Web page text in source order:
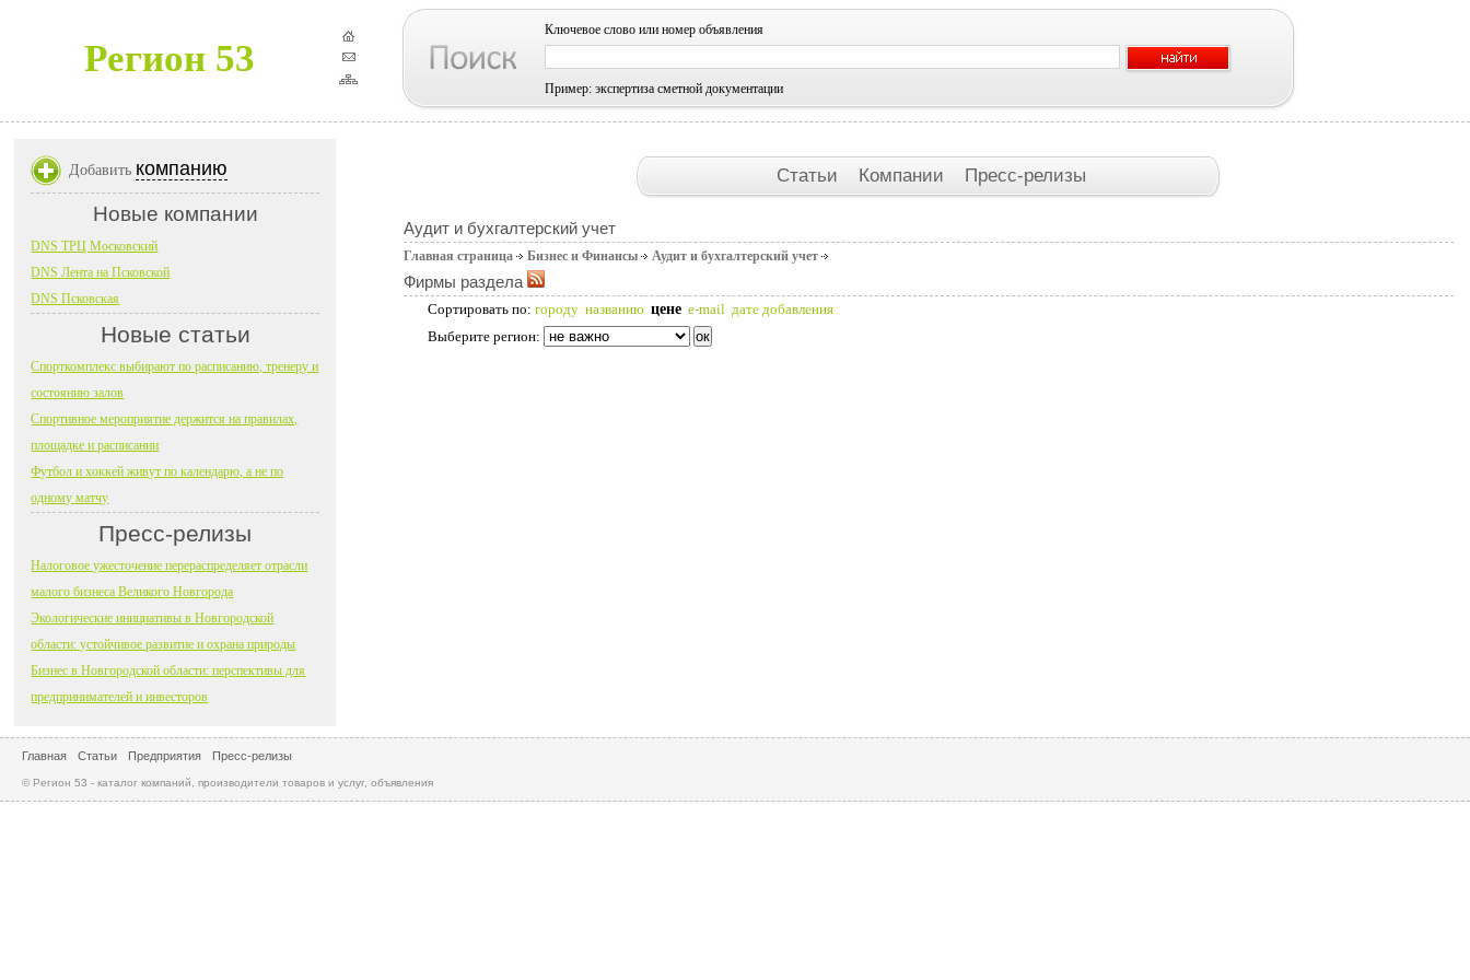
Регион 53
Ключевое слово или номер объявления
Пример: экспертиза сметной документации
Статьи Компании Пресс-релизы
Аудит и бухгалтерский учет
Главная страница Бизнес и Финансы Аудит и бухгалтерский учет
Фирмы раздела
Сортировать по: городу названию цене e-mail дате добавления
Выберите регион:
Добавить компанию
Новые компании
DNS ТРЦ Московский
DNS Лента на Псковской
DNS Псковская
Новые статьи
Спорткомплекс выбирают по расписанию, тренеру и
состоянию залов
Спортивное мероприятие держится на правилах,
площадке и расписании
Футбол и хоккей живут по календарю, а не по
одному матчу
Пресс-релизы
Налоговое ужесточение перераспределяет отрасли
малого бизнеса Великого Новгорода
Экологические инициативы в Новгородской
области: устойчивое развитие и охрана природы
Бизнес в Новгородской области: перспективы для
предпринимателей и инвесторов
Главная Статьи Предприятия Пресс-релизы
© Регион 53 - каталог компаний, производители товаров и услуг, объявления